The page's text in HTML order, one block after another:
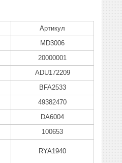
Артикул
MD3006
20000001
ADU172209
BFA2533
49382470
DA6004
100653
RYA1940